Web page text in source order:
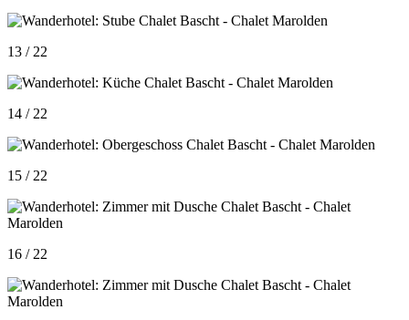
13 / 22
14 / 22
15 / 22
16 / 22